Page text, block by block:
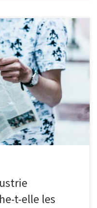
Ce 10 mai 2019, les
de cette pratique révélée
fichant des personnalités
propos de leur potentiel
[…]
t-elle les